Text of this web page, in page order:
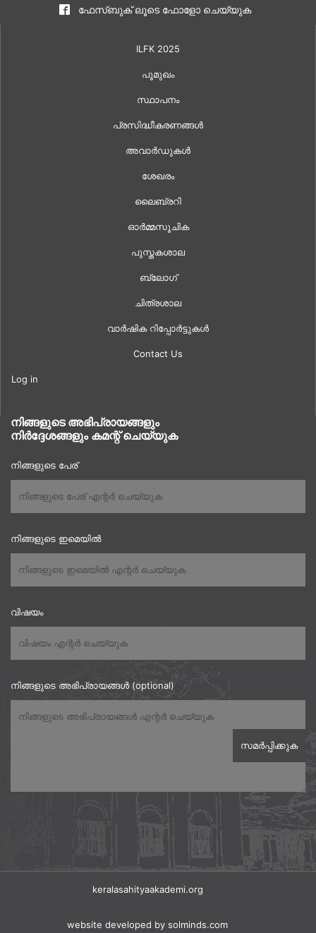
ഫേസ്ബുക് ലൂടെ ഫോളോ ചെയ്യുക
ILFK 2025
പൂമുഖം
സ്ഥാപനം
പ്രസിദ്ധീകരണങ്ങൾ
അവാർഡുകൾ
ശേഖരം
ലൈബ്രറി
ഓർമ്മസൂചിക
പുസ്തകശാല
ബ്ലോഗ്
ചിത്രശാല
വാർഷിക റിപ്പോർട്ടുകൾ
Contact Us
Log in
നിങ്ങളുടെ അഭിപ്രായങ്ങളും
നിർദ്ദേശങ്ങളും കമന്റ് ചെയ്യുക
നിങ്ങളുടെ പേര്
നിങ്ങളുടെ ഇമെയിൽ
വിഷയം
നിങ്ങളുടെ അഭിപ്രായങ്ങൾ (optional)
keralasahityaakademi.org
website developed by solminds.com